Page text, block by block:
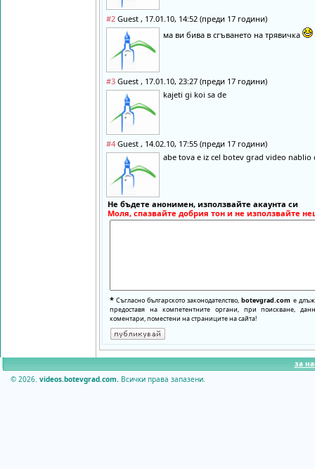
#2 Guest , 17.01.10, 14:52 (преди 17 години)
ма ви бива в сгъването на трявичка
#3 Guest , 17.01.10, 23:27 (преди 17 години)
kajeti gi koi sa de
#4 Guest , 14.02.10, 17:55 (преди 17 години)
abe tova e iz cel botev grad video
Не бъдете анонимен, използвайте акаунта си
Моля, спазвайте добрия тон и не използвайте
* Съгласно българското законодателство,botevgrad.com е
предоставя на компетентните органи, при поискване,
коментари, поместени на страниците на сайта!
за
© 2026. videos.botevgrad.com. Всички права запазени.